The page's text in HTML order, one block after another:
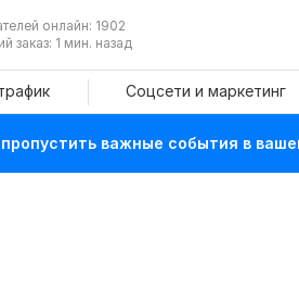
онлайн: 1902
заказ: 1 мин. назад
Соцсети и маркетинг
важные события в